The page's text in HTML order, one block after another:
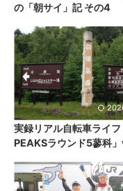
の「朝サイ」記 その4
実録リアル自転車ライ
PEAKSラウンド5蓼科